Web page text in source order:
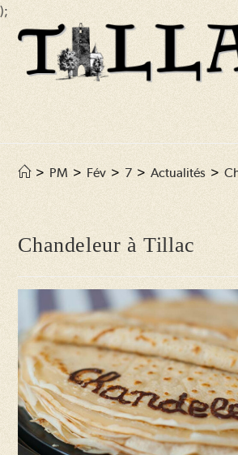
);
Skip
content
> PM > Fév > 7 > Actualités >
Chandeleur à Tillac